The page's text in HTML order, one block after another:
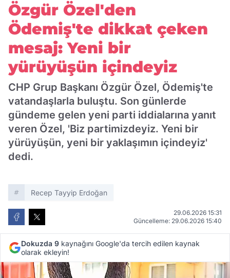
Özgür Özel'den
Ödemiş'te dikkat çeken
mesaj: Yeni bir
yürüyüşün içindeyiz
CHP Grup Başkanı Özgür Özel, Ödemiş'te
vatandaşlarla buluştu. Son günlerde
gündeme gelen yeni parti iddialarına yanıt
veren Özel, 'Biz partimizdeyiz. Yeni bir
yürüyüşün, yeni bir yaklaşımın içindeyiz'
dedi.
Recep Tayyip Erdoğan
29.06.2026 15:31
Güncelleme: 29.06.2026 15:40
Dokuzda 9 kaynağını Google'da tercih edilen kaynak
olarak ekleyin!